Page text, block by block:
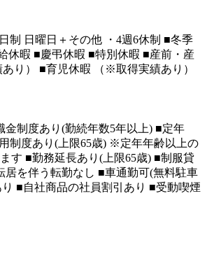
制 日曜日＋その他 ・4週6休制 ■冬季
休暇 ■慶弔休暇 ■特別休暇 ■産前・産
り） ■育児休暇 （※取得実績あり）
金制度あり(勤続年数5年以上) ■定年
制度あり(上限65歳) ※定年年齢以上の
す ■勤務延長あり(上限65歳) ■制服貸
居を伴う転勤なし ■車通勤可(無料駐車
■自社商品の社員割引あり ■受動喫煙